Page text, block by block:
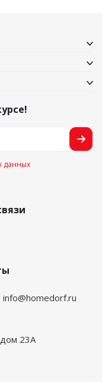
данных
info@homedorf.ru
дом 23А